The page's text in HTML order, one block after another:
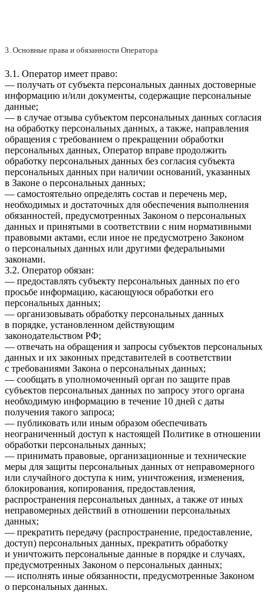
3. Основные права и обязанности Оператора
3.1. Оператор имеет право:
— получать от субъекта персональных данных достоверные
информацию и/или документы, содержащие персональные
данные;
— в случае отзыва субъектом персональных данных согласия
на обработку персональных данных, а также, направления
обращения с требованием о прекращении обработки
персональных данных, Оператор вправе продолжить
обработку персональных данных без согласия субъекта
персональных данных при наличии оснований, указанных
в Законе о персональных данных;
— самостоятельно определять состав и перечень мер,
необходимых и достаточных для обеспечения выполнения
обязанностей, предусмотренных Законом о персональных
данных и принятыми в соответствии с ним нормативными
правовыми актами, если иное не предусмотрено Законом
о персональных данных или другими федеральными
законами.
3.2. Оператор обязан:
— предоставлять субъекту персональных данных по его
просьбе информацию, касающуюся обработки его
персональных данных;
— организовывать обработку персональных данных
в порядке, установленном действующим
законодательством РФ;
— отвечать на обращения и запросы субъектов персональных
данных и их законных представителей в соответствии
с требованиями Закона о персональных данных;
— сообщать в уполномоченный орган по защите прав
субъектов персональных данных по запросу этого органа
необходимую информацию в течение 10 дней с даты
получения такого запроса;
— публиковать или иным образом обеспечивать
неограниченный доступ к настоящей Политике в отношении
обработки персональных данных;
— принимать правовые, организационные и технические
меры для защиты персональных данных от неправомерного
или случайного доступа к ним, уничтожения, изменения,
блокирования, копирования, предоставления,
распространения персональных данных, а также от иных
неправомерных действий в отношении персональных
данных;
— прекратить передачу (распространение, предоставление,
доступ) персональных данных, прекратить обработку
и уничтожить персональные данные в порядке и случаях,
предусмотренных Законом о персональных данных;
— исполнять иные обязанности, предусмотренные Законом
о персональных данных.